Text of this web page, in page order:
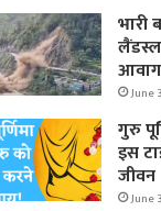
भारी
June
गुरु
इस
जीवन
June